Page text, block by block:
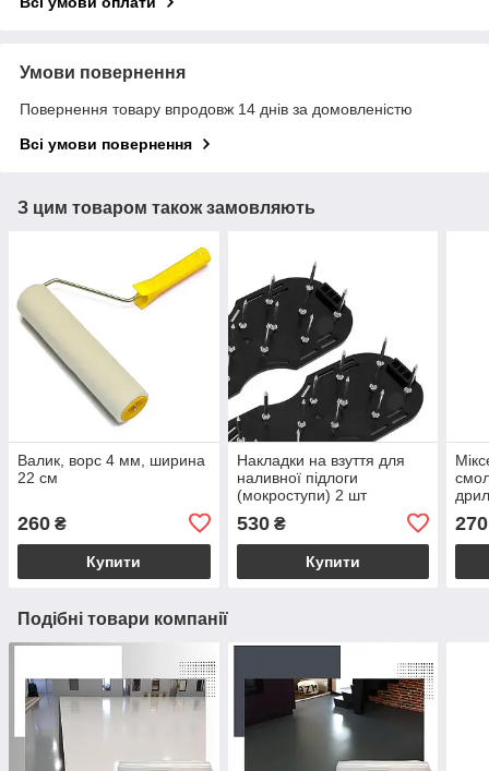
Умови повернення
Повернення товару впродовж 14 днів за домовленістю
Всі умови повернення
З цим товаром також замовляють
Валик, ворс 4 мм, ширина
22 см
260 ₴
Купити
Накладки на взуття для
наливної підлоги
(мокроступи) 2 шт
530₴
Купити
270
Подібні товари компанії